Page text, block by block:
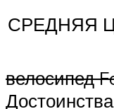
СРЕДНЯЯ
велосипед